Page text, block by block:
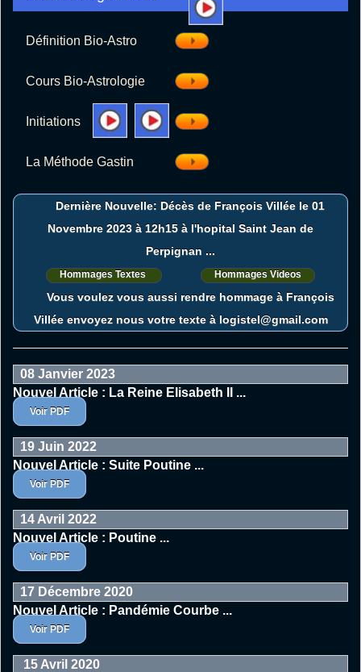
Définition Bio-Astro
Cours Bio-Astrologie
Initiations
La Méthode Gastin
Dernière Nouvelle: Décès de François Villée le 01
Novembre 2023 à 12h15 à l'hopital Saint Jean de
Perpignan ...
Hommages Textes Hommages Videos
Vous voulez vous aussi rendre hommage à François
Villée envoyez nous votre texte à logistel@gmail.com
08 Janvier 2023
Nouvel Article : La Reine Elisabeth II ...
Voir PDF
19 Juin 2022
Nouvel Article : Suite Poutine ...
Voir PDF
14 Avril 2022
Nouvel Article : Poutine ...
Voir PDF
17 Décembre 2020
Nouvel Article : Pandémie Courbe ...
Voir PDF
15 Avril 2020